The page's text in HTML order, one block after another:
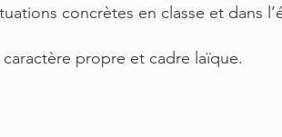
concrètes en classe et dans
propre et cadre laïque.